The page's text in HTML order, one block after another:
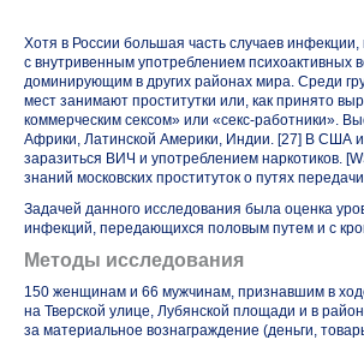
Хотя в России большая часть случаев
с внутривенным употреблением психоактивных
доминирующим в других районах мира. Среди
мест занимают проститутки или, как принято
коммерческим сексом» или «секс-работники».
Африки, Латинской Америки, Индии. [27] В США
заразиться ВИЧ и употреблением наркотиков.
знаний московских проституток о путях
Задачей данного исследования была оценка
инфекций, передающихся половым путем и с
Методы исследования
150 женщинам и 66 мужчинам, признавшим в
на Тверской улице, Лубянской площади и в
за материальное вознаграждение (деньги,